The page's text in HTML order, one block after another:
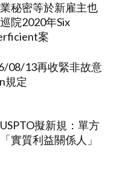
秘密等於新雇主也
院2020年Six
案
08/13再收緊非故意
規定
擬新規：單方
實質利益關係人」